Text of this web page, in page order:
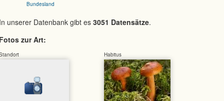
Bundesland
unserer Datenbank gibt es 3051 Datensätze.
zur Art:
Habitus